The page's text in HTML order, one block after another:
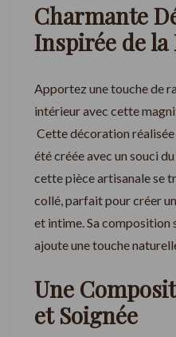
Charmante
Inspirée de la
Apportez une touche de
intérieur avec cette
Cette décoration réalisée
été créée avec un souci
cette pièce artisanale se
collé, parfait pour créer
et intime. Sa composition
ajoute une touche
Une
et Soignée